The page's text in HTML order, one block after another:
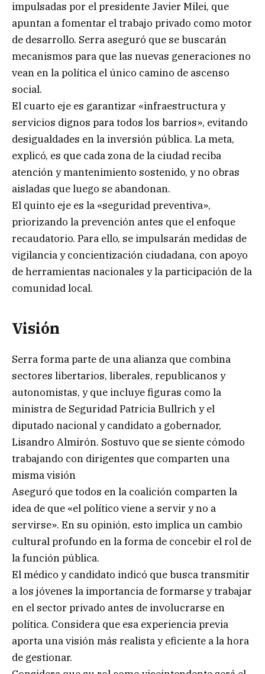
impulsadas por el presidente Javier Milei, que
apuntan a fomentar el trabajo privado como motor
de desarrollo. Serra aseguró que se buscarán
mecanismos para que las nuevas generaciones no
vean en la política el único camino de ascenso
social.
El cuarto eje es garantizar «infraestructura y
servicios dignos para todos los barrios», evitando
desigualdades en la inversión pública. La meta,
explicó, es que cada zona de la ciudad reciba
atención y mantenimiento sostenido, y no obras
aisladas que luego se abandonan.
El quinto eje es la «seguridad preventiva»,
priorizando la prevención antes que el enfoque
recaudatorio. Para ello, se impulsarán medidas de
vigilancia y concientización ciudadana, con apoyo
de herramientas nacionales y la participación de la
comunidad local.
Visión
Serra forma parte de una alianza que combina
sectores libertarios, liberales, republicanos y
autonomistas, y que incluye figuras como la
ministra de Seguridad Patricia Bullrich y el
diputado nacional y candidato a gobernador,
Lisandro Almirón. Sostuvo que se siente cómodo
trabajando con dirigentes que comparten una
misma visión
Aseguró que todos en la coalición comparten la
idea de que «el político viene a servir y no a
servirse». En su opinión, esto implica un cambio
cultural profundo en la forma de concebir el rol de
la función pública.
El médico y candidato indicó que busca transmitir
a los jóvenes la importancia de formarse y trabajar
en el sector privado antes de involucrarse en
política. Considera que esa experiencia previa
aporta una visión más realista y eficiente a la hora
de gestionar.